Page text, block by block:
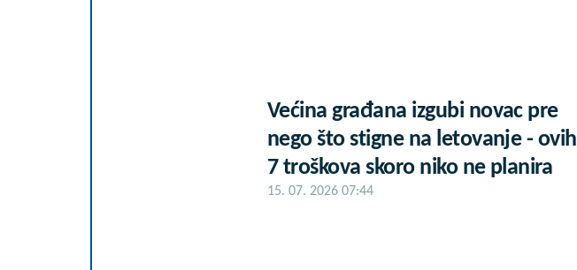
Većina građana izgubi novac pre
nego što stigne na letovanje - ovih
7 troškova skoro niko ne planira
15. 07. 2026 07:44